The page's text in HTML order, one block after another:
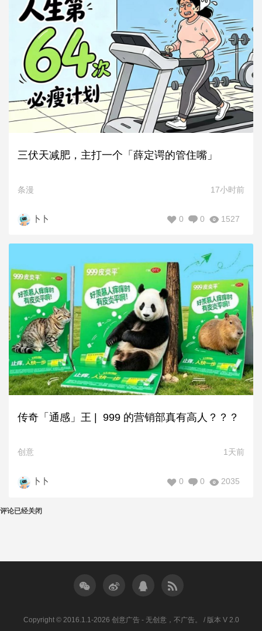
三伏天减肥，主打一个「薛定谔的管住嘴」
条漫 17小时前
卜卜 1527
0
0
传奇「通感」王 | 999 的营销部真有高人？？？
创意 1天前
卜卜 2035
0
0
评论已经关闭
Copyright © 2016.1.1-2026 创意广告 - 无创意，不广告。 / 版本 V 2.0